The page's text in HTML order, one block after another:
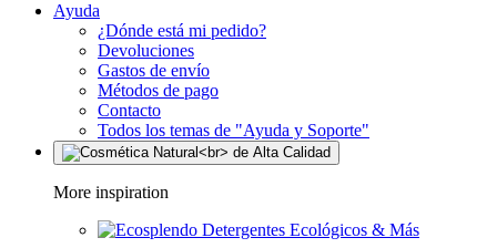
Ayuda
¿Dónde está mi pedido?
Devoluciones
Gastos de envío
Métodos de pago
Contacto
Todos los temas de "Ayuda y Soporte"
More inspiration
Detergentes Ecológicos & Más